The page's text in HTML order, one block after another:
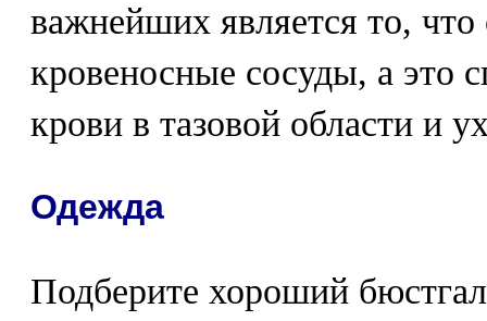
важнейших является то, что
кровеносные сосуды, а это
крови в тазовой области и
Одежда
Подберите хороший